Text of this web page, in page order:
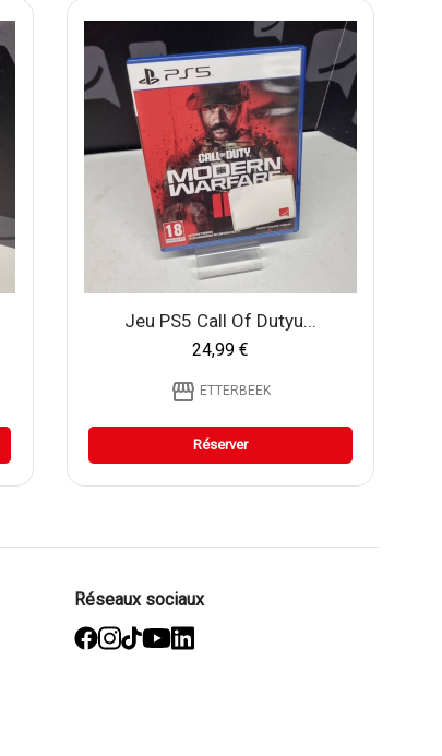
Jeu PS5 Call Of Dutyu...
24,99 €
storefront ETTERBEEK
Réserver
Réseaux sociaux
facebook
Instagram
TikTokYouTube
Linked